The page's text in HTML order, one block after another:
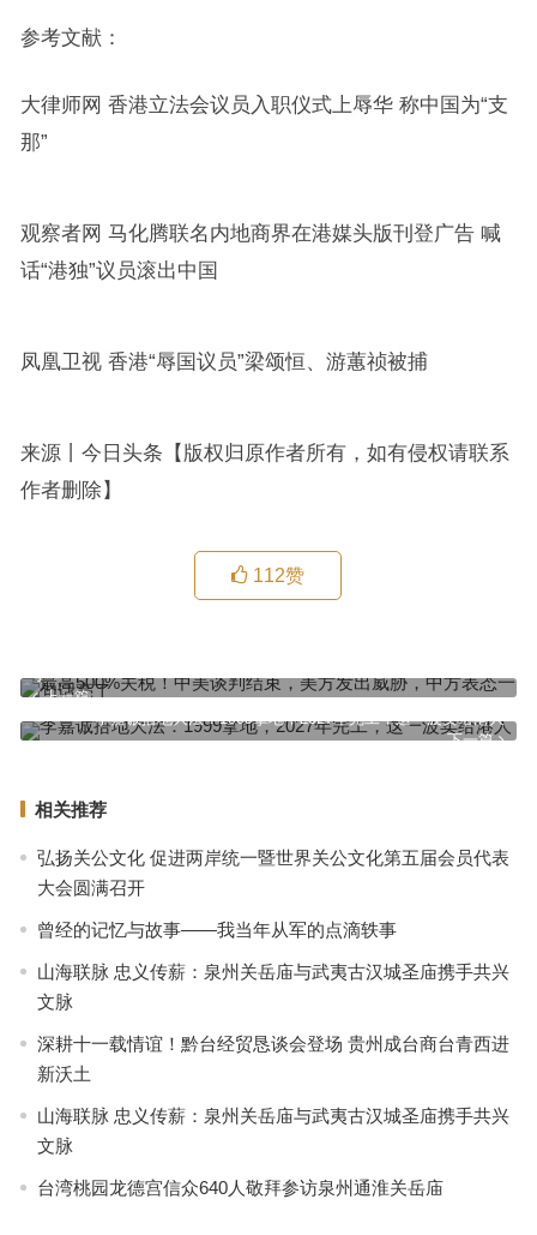
参考文献：
大律师网 香港立法会议员入职仪式上辱华 称中国为“支
那”
观察者网 马化腾联名内地商界在港媒头版刊登广告 喊
话“港独”议员滚出中国
凤凰卫视 香港“辱国议员”梁颂恒、游蕙祯被捕
来源丨今日头条【版权归原作者所有，如有侵权请联系
作者删除】
112赞
上一篇
了
下一篇
李嘉诚捂地大法：1999拿地，2027年完工，这一波卖给港人
相关推荐
弘扬关公文化 促进两岸统一暨世界关公文化第五届会员代表
大会圆满召开
曾经的记忆与故事——我当年从军的点滴轶事
山海联脉 忠义传薪：泉州关岳庙与武夷古汉城圣庙携手共兴
文脉
深耕十一载情谊！黔台经贸恳谈会登场 贵州成台商台青西进
新沃土
山海联脉 忠义传薪：泉州关岳庙与武夷古汉城圣庙携手共兴
文脉
台湾桃园龙德宫信众640人敬拜参访泉州通淮关岳庙